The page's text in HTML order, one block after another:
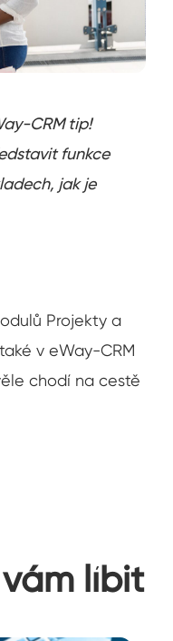
CRM tip!
funkce
jak je
Projekty a
v eWay-CRM
chodí na cestě
líbit